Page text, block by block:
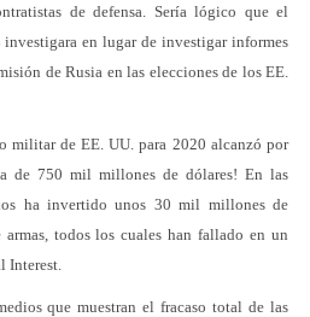
de defensa. Sería lógico que el
en lugar de investigar informes
de Rusia en las elecciones de los EE.
militar de EE. UU. para 2020 alcanzó por
de 750 mil millones de dólares! En las
ha invertido unos 30 mil millones de
armas, todos los cuales han fallado en un
Interest.
que muestran el fracaso total de las